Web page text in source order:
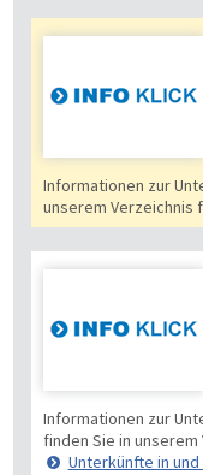
Informationen zur
unserem Verzeichnis
Informationen zur
finden Sie in
Unterkünfte in